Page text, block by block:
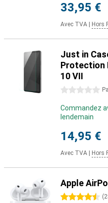
33,95 €
Avec TVA Hors
Just in
Protection
10 VII
0 étoiles
Commandez
lendemain
14,95 €
Avec TVA Hors
Apple
4.5 étoiles (